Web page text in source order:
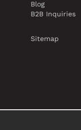
Blog
B2B Inquiries
Sitemap